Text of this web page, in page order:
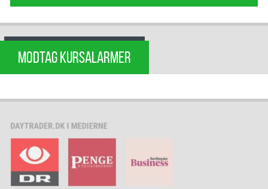
MODTAG KURSALARMER